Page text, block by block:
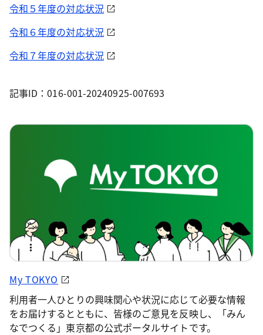
令和５年度の対応状況
令和６年度の対応状況
令和７年度の対応状況
記事ID：016-001-20240925-007693
My TOKYO
利用者一人ひとりの興味関心や状況に応じて必要な情報
をお届けするとともに、皆様のご意見を反映し、「みん
なでつくる」東京都の公式ポータルサイトです。